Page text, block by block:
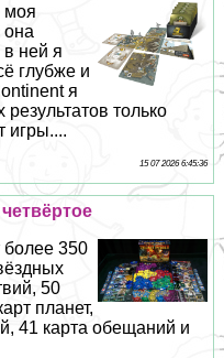
моя
она
ней я
глубже и
я
только
игры....
15 07 2026 6:45:36
более 350
50
планет,
41 карта обещаний и